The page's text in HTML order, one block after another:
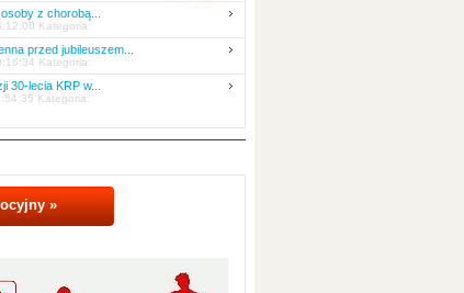
z chorobą...
Kategoria:
przed jubileuszem...
Kategoria:
30-lecia KRP w...
Kategoria:
»